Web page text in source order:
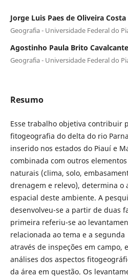
Jorge Luis Paes de Oliveira Costa
Geografia - Universidade Federal do
Agostinho Paula Brito Cavalcante
Geografia - Universidade Federal do
Resumo
Esse trabalho objetiva contribuir
fitogeografia do delta do rio
inserido nos estados do Piauí e
combinada com outros elementos
naturais (clima, solo,
drenagem e relevo), determina o
espacial deste ambiente. A
desenvolveu-se a partir de duas
primeira referiu-se ao
relacionada ao tema e a segunda
através de inspeções em campo,
análises dos aspectos
da área em questão. Os